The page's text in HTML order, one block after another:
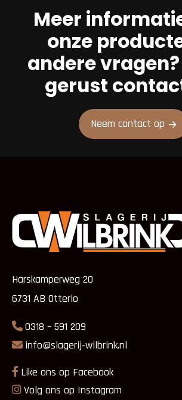
Meer
onze
andere
gerust
Neem contact op
Harskamperweg 20
6731 AB Otterlo
0318 – 591 209
info@slagerij-wilbrink.nl
Like ons op Facebook
Volg ons op Instagram